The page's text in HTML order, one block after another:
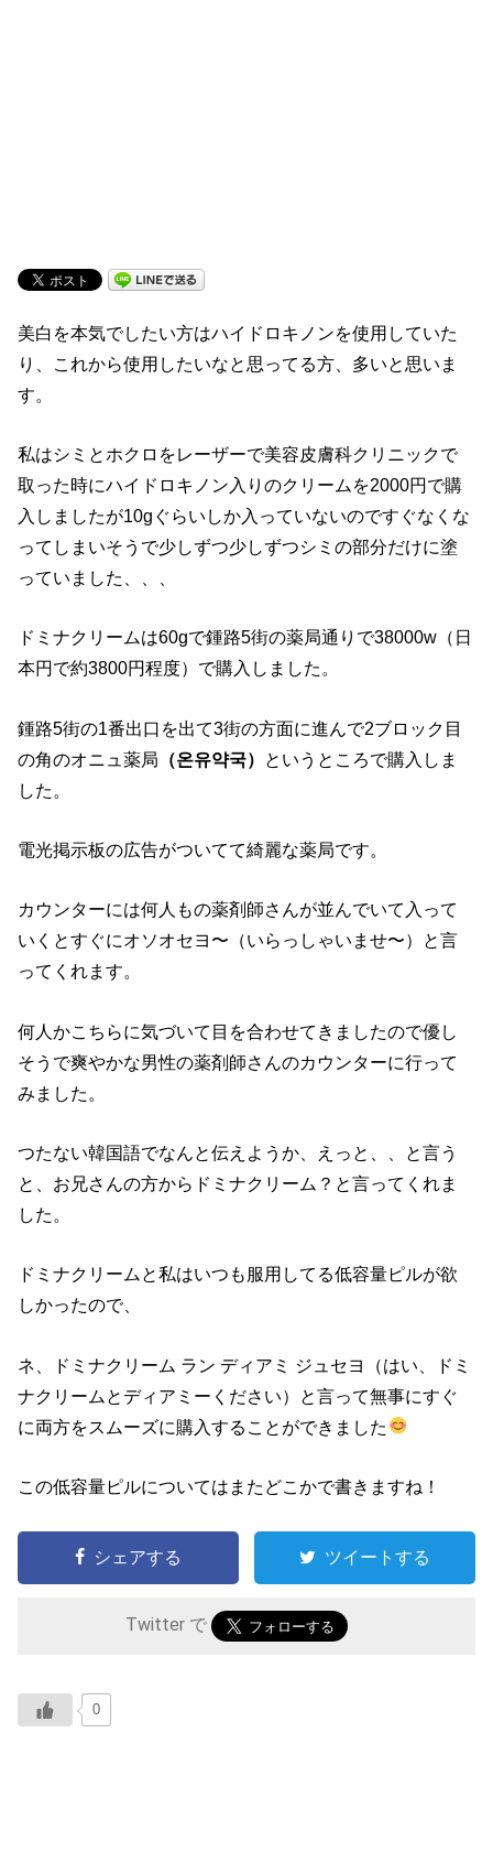
美白を本気でしたい方はハイドロキノンを使用していた
り、これから使用したいなと思ってる方、多いと思いま
す。
私はシミとホクロをレーザーで美容皮膚科クリニックで
取った時にハイドロキノン入りのクリームを2000円で購
入しましたが10gぐらいしか入っていないのですぐなくな
ってしまいそうで少しずつ少しずつシミの部分だけに塗
っていました、、、
ドミナクリームは60gで鍾路5街の薬局通りで38000w（日
本円で約3800円程度）で購入しました。
鍾路5街の1番出口を出て3街の方面に進んで2ブロック目
の角のオニュ薬局 （온유약국） というところで購入しま
した。
電光掲示板の広告がついてて綺麗な薬局です。
カウンターには何人もの薬剤師さんが並んでいて入って
いくとすぐにオソオセヨ〜（いらっしゃいませ〜）と言
ってくれます。
何人かこちらに気づいて目を合わせてきましたので優し
そうで爽やかな男性の薬剤師さんのカウンターに行って
みました。
つたない韓国語でなんと伝えようか、えっと、、と言う
と、お兄さんの方からドミナクリーム？と言ってくれま
した。
ドミナクリームと私はいつも服用してる低容量ピルが欲
しかったので、
ネ、ドミナクリーム ラン ディアミ ジュセヨ（はい、ドミ
ナクリームとディアミーください）と言って無事にすぐ
に両方をスムーズに購入することができました
この低容量ピルについてはまたどこかで書きますね！
シェアする ツイートする
Twitter で
0